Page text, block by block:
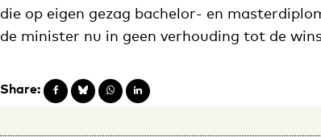
die op eigen gezag bachelor- en
de minister nu in geen verhouding tot de
Share: